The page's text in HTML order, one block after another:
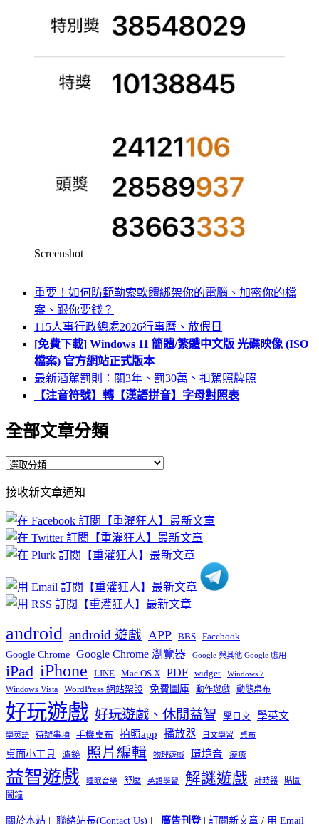
Screenshot
重要！如何防範勒索軟體綁架你的電腦、加密你的檔
案、跟你要錢？
115人事行政總處2026行事曆、放假日
[免費下載] Windows 11 簡體/繁體中文版 光碟映像 (ISO
檔案) 官方網站正式版本
最新酒駕罰則：關3年、罰30萬、扣駕照牌照
【注音符號】轉【漢語拼音】字母對照表
全部文章分類
全
文
章
分
類
接收新文章通知
android android 遊戲 APP BBS Facebook
Google Chrome Google Chrome 瀏覽器 Google 與其他 Google 應用
iPad iPhone LINE Mac OS X PDF widget Windows 7
Windows Vista WordPress 網站架設 免費圖庫 動作遊戲 動態桌布
好玩遊戲 好玩遊戲、休閒益智 學日文 學英文
學英語 待辦事項 手機桌布 拍照app 播放器 日文學習 桌布
桌面小工具 濾鏡 照片編輯 物理遊戲 環境音 療癒
益智遊戲 睡眠音樂 舒壓 英語學習 解謎遊戲 計時器
貼圖
鬧鐘
關於本站 | 聯絡站長(Contact Us) | 廣告刊登| 訂閱新文章 / 用 Email